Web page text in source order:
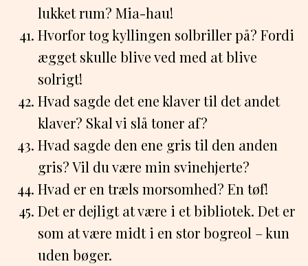
lukket rum? Mia-hau!
Hvorfor tog kyllingen solbriller på? Fordi
ægget skulle blive ved med at blive
solrigt!
Hvad sagde det ene klaver til det andet
klaver? Skal vi slå toner af?
Hvad sagde den ene gris til den anden
gris? Vil du være min svinehjerte?
Hvad er en træls morsomhed? En tøf!
Det er dejligt at være i et bibliotek. Det er
som at være midt i en stor bogreol – kun
uden bøger.